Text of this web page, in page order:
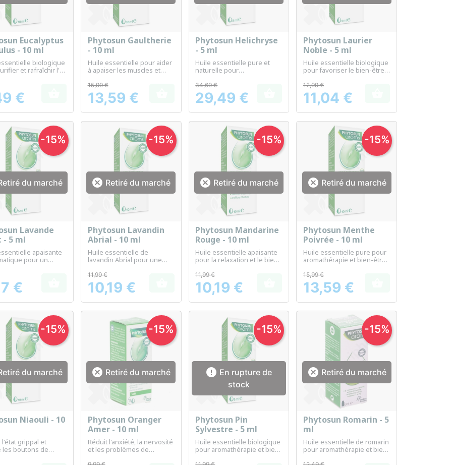
Aperçu rapide
Eucalyptus
- 10 ml
biologique
et rafraîchir l'air
€
Aperçu rapide
Phytosun Gaultherie
- 10 ml
Huile essentielle pour aider
à apaiser les muscles et
Prix
15,99 €
13,59 €
Aperçu rapide
Phytosun Helichryse
- 5 ml
Huile essentielle pure et
naturelle pour
Prix
34,69 €
29,49 €
Aperçu rapide
Phytosun Laurier
Noble - 5 ml
Huile essentielle biologique
pour favoriser le bien-être
Prix
12,99 €
11,04 €
du marché
Aperçu rapide
Lavande
- 5 ml
apaisante
pour un
€
-15%
 Retiré du marché
Aperçu rapide
Phytosun Lavandin
Abrial - 10 ml
Huile essentielle de
lavandin Abrial pour une
Prix
11,99 €
10,19 €
-15%
 Retiré du marché
Aperçu rapide
Phytosun Mandarine
Rouge - 10 ml
Huile essentielle apaisante
pour la relaxation et le bien-
Prix
11,99 €
10,19 €
-15%
 Retiré du marché
Aperçu rapide
Phytosun Menthe
Poivrée - 10 ml
Huile essentielle pure pour
aromathérapie et bien-être
Prix
15,99 €
13,59 €
-15%
du marché
Aperçu rapide
Niaouli - 10
l'état grippal et
les boutons de
-15%
 Retiré du marché
Aperçu rapide
Phytosun Oranger
Amer - 10 ml
Réduit l'anxiété, la nervosité
et les problèmes de
-15%
 En rupture de
stock
Aperçu rapide
Phytosun Pin
Sylvestre - 5 ml
Huile essentielle biologique
pour aromathérapie et bien-
-15%
 Retiré du marché
Aperçu rapide
Phytosun Romarin - 5
ml
Huile essentielle de romarin
pour aromathérapie et bien-
-15%